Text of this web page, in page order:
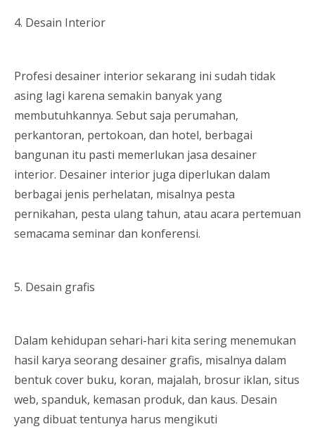
4. Desain Interior
Profesi desainer interior sekarang ini sudah tidak
asing lagi karena semakin banyak yang
membutuhkannya. Sebut saja perumahan,
perkantoran, pertokoan, dan hotel, berbagai
bangunan itu pasti memerlukan jasa desainer
interior. Desainer interior juga diperlukan dalam
berbagai jenis perhelatan, misalnya pesta
pernikahan, pesta ulang tahun, atau acara pertemuan
semacama seminar dan konferensi.
5. Desain grafis
Dalam kehidupan sehari-hari kita sering menemukan
hasil karya seorang desainer grafis, misalnya dalam
bentuk cover buku, koran, majalah, brosur iklan, situs
web, spanduk, kemasan produk, dan kaus. Desain
yang dibuat tentunya harus mengikuti